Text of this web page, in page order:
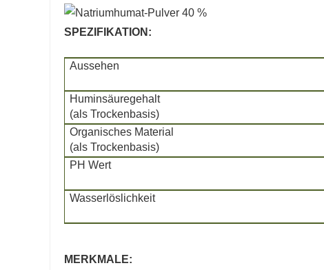
SPEZIFIKATION:
Aussehen
Huminsäuregehalt
(als Trockenbasis)
Organisches Material
(als Trockenbasis)
PH Wert
Wasserlöslichkeit
MERKMALE: